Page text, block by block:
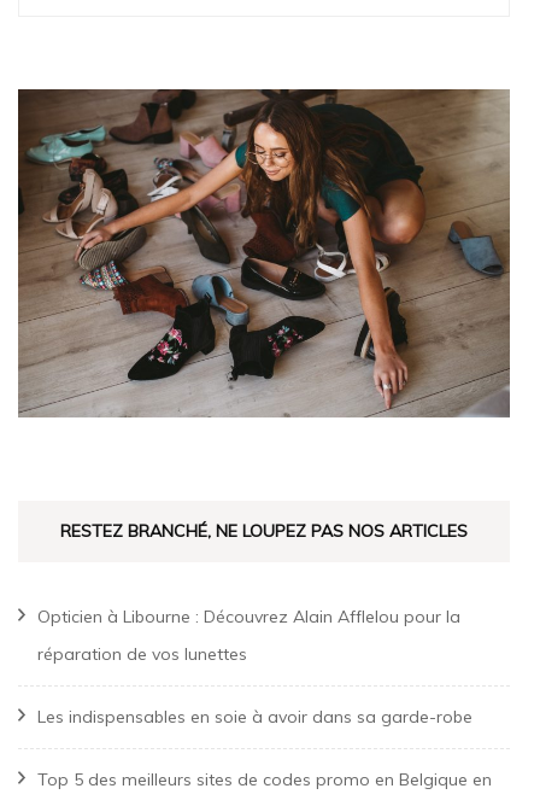
RESTEZ BRANCHÉ, NE LOUPEZ PAS NOS ARTICLES
Opticien à Libourne : Découvrez Alain Afflelou pour la
réparation de vos lunettes
Les indispensables en soie à avoir dans sa garde-robe
Top 5 des meilleurs sites de codes promo en Belgique en